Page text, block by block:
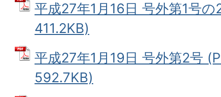
平成27年1月16日 号外第1号
411.2KB)
平成27年1月19日 号外第2号
592.7KB)